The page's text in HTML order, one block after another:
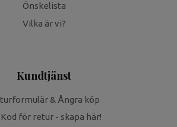
Önskelista
Vilka är vi?
Kundtjänst
& Ångra köp
Kod för retur - skapa här!